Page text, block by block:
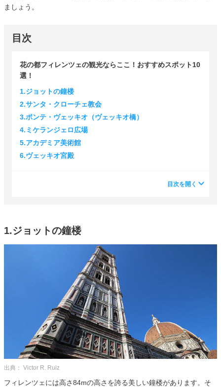
ましょう。
目次
花の都フィレンツェの観光ならここ！おすすめスポット10
選！
1.ジョットの鐘楼
2.サンタ・クローチェ教会
3.ポンテ・ヴェッキオ（ヴェッキオ橋）
4.ミケランジェロ広場
5.アカデミア美術館
6.ヴェッキオ宮殿
目次を開く
1.ジョットの鐘楼
出典： Victor R. Ruiz
フィレンツェには高さ84mの高さを誇る美しい鐘楼があります。そ